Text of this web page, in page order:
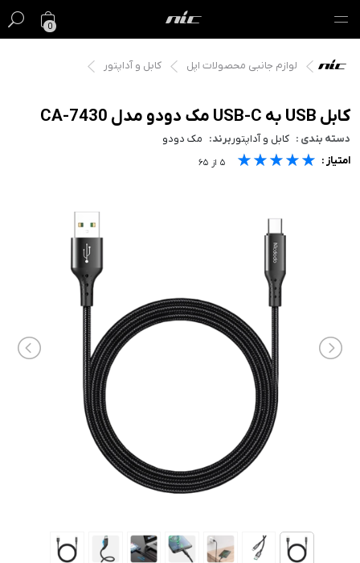
0
گیفت کارت
فروش ویژه
آیپد
ایرپاد
اپل واچ
لوازم جانبی
صدا و تصویر
قیمت روز
محصولات کارکرده
لوازم جانبی محصولات اپل کابل و آداپتور
کابل USB به USB-C مک دودو مدل CA-7430
دسته بندی : کابل و آداپتوربرند: مک دودو
امتیاز : ★★★★★
★★★★★
★★★★★ ۵ از ۶۵